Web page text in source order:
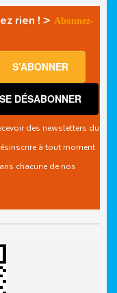
rien ! > Abonnez-
des newsletters du
à tout moment
chacune de nos